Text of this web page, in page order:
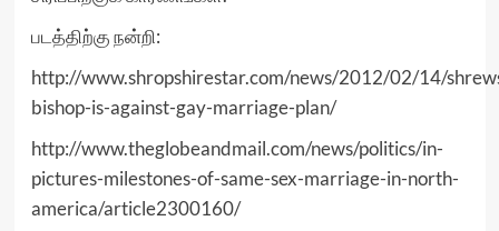
படத்திற்கு நன்றி:
http://www.shropshirestar.com/news/2012/02/14/
bishop-is-against-gay-marriage-plan/
http://www.theglobeandmail.com/news/politics/in-
pictures-milestones-of-same-sex-marriage-in-north-
america/article2300160/